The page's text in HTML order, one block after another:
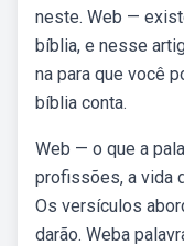
neste. Web —
bíblia, e nesse
na para que você
bíblia conta.
Web — o que a
profissões, a vida
Os versículos
darão. Weba